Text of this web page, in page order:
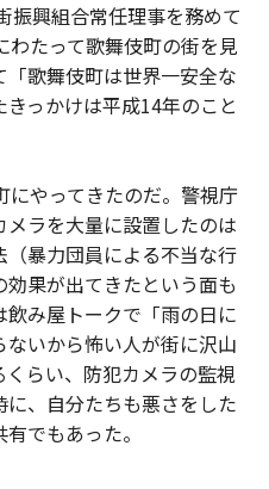
振興組合常任理事を務めて
わたって歌舞伎町の街を見
歌舞伎町は世界一安全な
っかけは平成14年のこと
にやってきたのだ。警視庁
ラを大量に設置したのは
暴力団員による不当な行
果が出てきたという面も
み屋トークで「雨の日に
いから怖い人が街に沢山
らい、防犯カメラの監視
、自分たちも悪さをした
でもあった。